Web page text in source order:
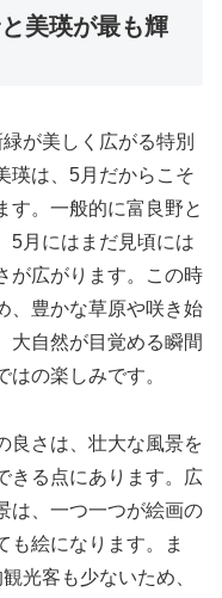
美瑛が最も輝
が美しく広がる特別
瑛は、5月だからこそ
す。一般的に富良野と
5月にはまだ見頃には
が広がります。この時
、豊かな草原や咲き始
大自然が目覚める瞬間
の楽しみです。
良さは、壮大な風景を
きる点にあります。広
は、一つ一つが絵画の
も絵になります。ま
光客も少ないため、